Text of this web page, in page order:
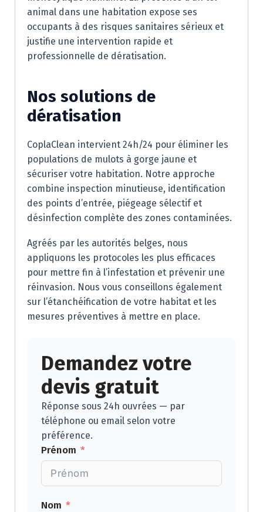
animal dans une habitation expose ses
occupants à des risques sanitaires sérieux et
justifie une intervention rapide et
professionnelle de dératisation.
Nos solutions de
dératisation
CoplaClean intervient 24h/24 pour éliminer les
populations de mulots à gorge jaune et
sécuriser votre habitation. Notre approche
combine inspection minutieuse, identification
des points d’entrée, piégeage sélectif et
désinfection complète des zones contaminées.
Agréés par les autorités belges, nous
appliquons les protocoles les plus efficaces
pour mettre fin à l’infestation et prévenir une
réinvasion. Nous vous conseillons également
sur l’étanchéification de votre habitat et les
mesures préventives à mettre en place.
Demandez votre
devis gratuit
Réponse sous 24h ouvrées — par
téléphone ou email selon votre
préférence.
Prénom
Nom